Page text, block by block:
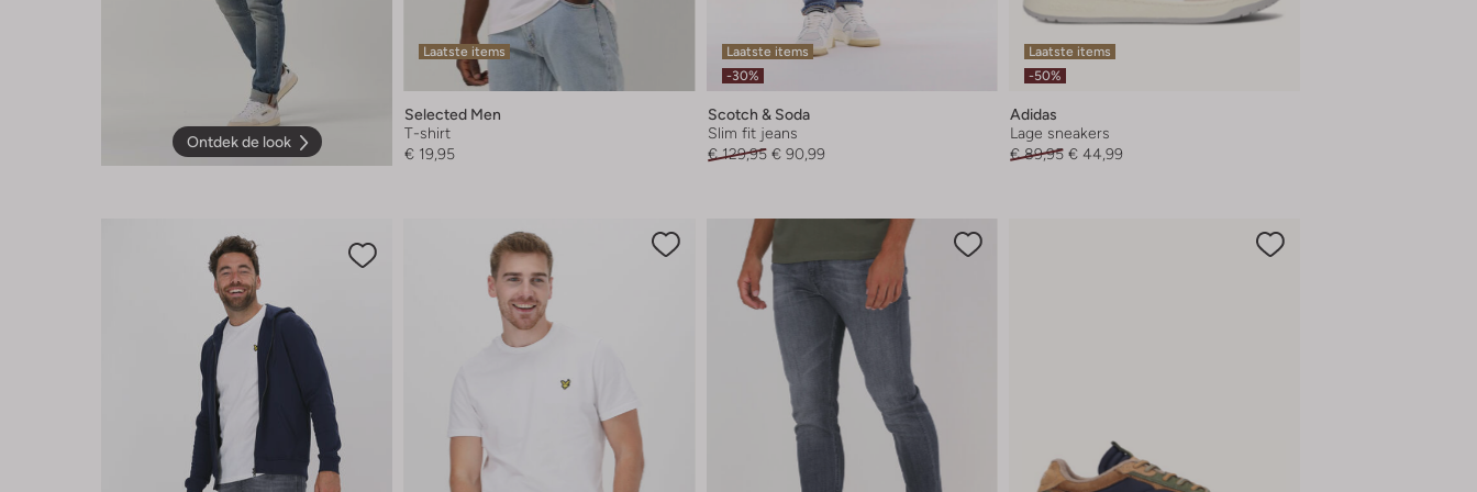
Ontdek de look
Laatste items
Selected Men
T-shirt
€ 19,95
Laatste items
-30%
Scotch & Soda
Slim fit jeans
€ 129,95 € 90,99
Laatste items
-50%
Adidas
Lage sneakers
€ 89,95 € 44,99